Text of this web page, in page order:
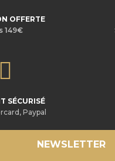
OFFERTE
149€
SÉCURISÉ
Paypal
NEWSLETTER